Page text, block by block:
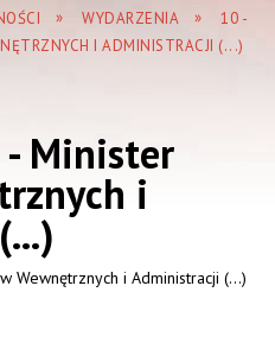
WYDARZENIA
10 -
I ADMINISTRACJI (...)
Minister
i